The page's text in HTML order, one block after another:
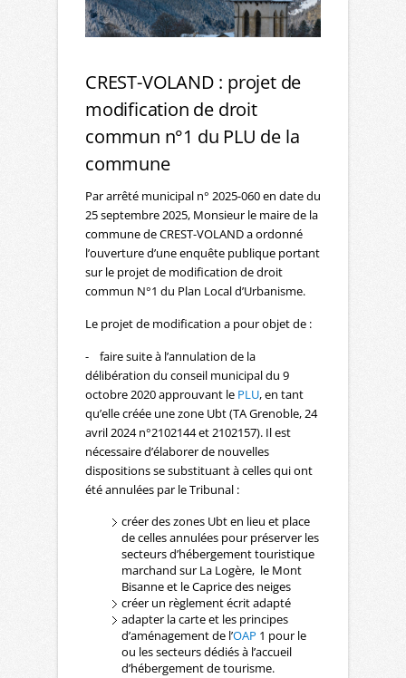
CREST-VOLAND : projet de
modification de droit
commun n°1 du PLU de la
commune
Par arrêté municipal n° 2025-060 en date du
25 septembre 2025, Monsieur le maire de la
commune de CREST-VOLAND a ordonné
l’ouverture d’une enquête publique portant
sur le projet de modification de droit
commun N°1 du Plan Local d’Urbanisme.
Le projet de modification a pour objet de :
- faire suite à l’annulation de la
délibération du conseil municipal du 9
octobre 2020 approuvant le PLU, en tant
qu’elle créée une zone Ubt (TA Grenoble, 24
avril 2024 n°2102144 et 2102157). Il est
nécessaire d’élaborer de nouvelles
dispositions se substituant à celles qui ont
été annulées par le Tribunal :
créer des zones Ubt en lieu et place
de celles annulées pour préserver les
secteurs d’hébergement touristique
marchand sur La Logère, le Mont
Bisanne et le Caprice des neiges
créer un règlement écrit adapté
adapter la carte et les principes
d’aménagement de l’OAP 1 pour le
ou les secteurs dédiés à l’accueil
d’hébergement de tourisme.